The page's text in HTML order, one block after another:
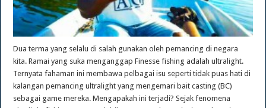
Dua terma yang selalu di salah gunakan oleh pemancing di negara
kita. Ramai yang suka menganggap Finesse fishing adalah ultralight.
Ternyata fahaman ini membawa pelbagai isu seperti tidak puas hati di
kalangan pemancing ultralight yang mengemari bait casting (BC)
sebagai game mereka. Mengapakah ini terjadi? Sejak fenomena